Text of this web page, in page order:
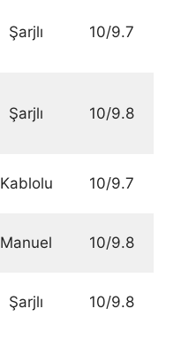
Şarjlı 10/9.7
Şarjlı 10/9.8
Kablolu 10/9.7
Manuel 10/9.8
Şarjlı 10/9.8